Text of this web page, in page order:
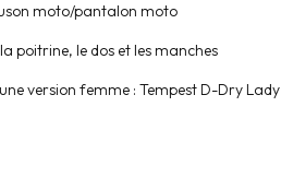
moto/pantalon moto
poitrine, le dos et les manches
version femme : Tempest D-Dry Lady